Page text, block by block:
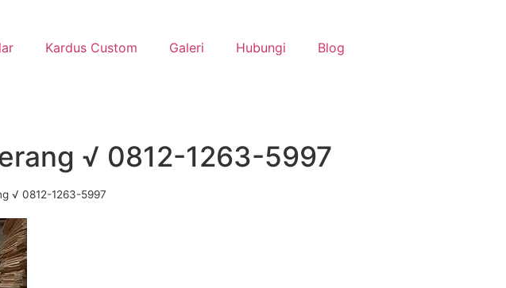
Kardus Custom Galeri Hubungi Blog
√ 0812-1263-5997
√ 0812-1263-5997